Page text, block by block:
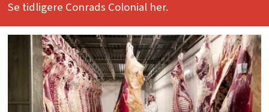
Se tidligere Conrads Colonial her.